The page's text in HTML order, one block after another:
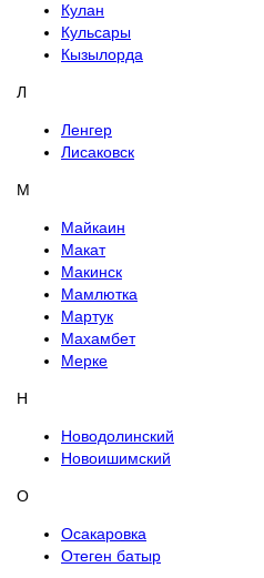
Кулан
Кульсары
Кызылорда
Л
Ленгер
Лисаковск
М
Майкаин
Макат
Макинск
Мамлютка
Мартук
Махамбет
Мерке
Н
Новодолинский
Новоишимский
О
Осакаровка
Отеген батыр